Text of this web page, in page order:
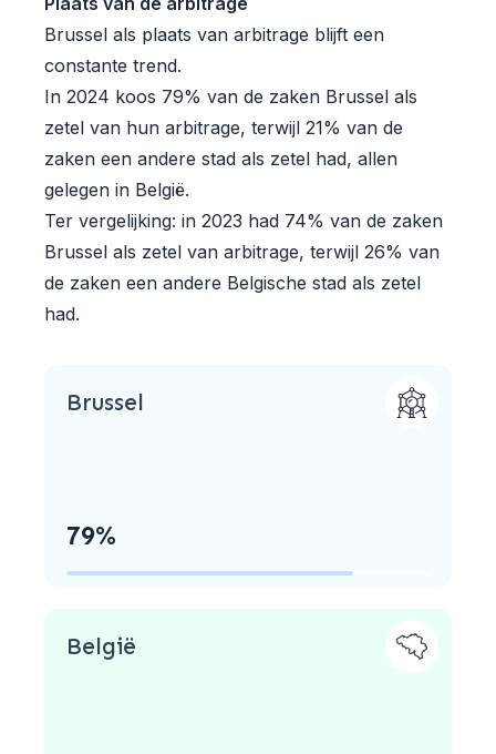
Brussel als plaats van arbitrage blijft een
constante trend.
In 2024 koos 79% van de zaken Brussel als
zetel van hun arbitrage, terwijl 21% van de
zaken een andere stad als zetel had, allen
gelegen in België.
Ter vergelijking: in 2023 had 74% van de zaken
Brussel als zetel van arbitrage, terwijl 26% van
de zaken een andere Belgische stad als zetel
had.
Brussel
79%
België